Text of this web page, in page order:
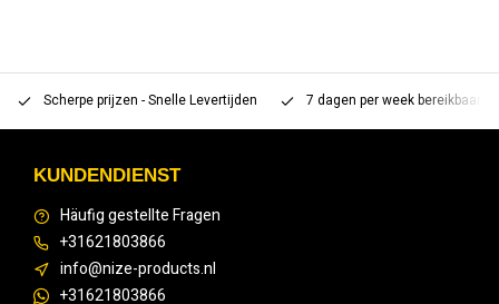
Scherpe prijzen - Snelle Levertijden 7 dagen per week bereikbaar
KUNDENDIENST
Häufig gestellte Fragen
+31621803866
info@nize-products.nl
+31621803866